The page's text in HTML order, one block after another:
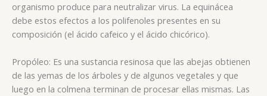
organismo produce para neutralizar virus. La equinácea
debe estos efectos a los polifenoles presentes en su
composición (el ácido cafeico y el ácido chicórico).
Propóleo: Es una sustancia resinosa que las abejas obtienen
de las yemas de los árboles y de algunos vegetales y que
luego en la colmena terminan de procesar ellas mismas. Las